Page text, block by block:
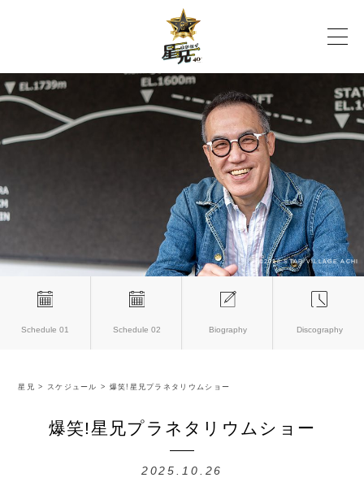
Schedule 01 Schedule 02 Biography Discography
星兄 > スケジュール > 爆笑!星兄プラネタリウムショー
爆笑!星兄プラネタリウムショー
2025.10.26